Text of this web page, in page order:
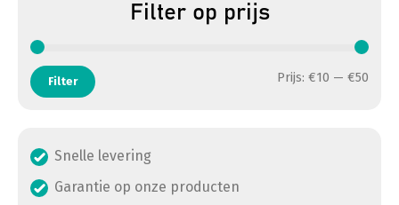
Filter op prijs
Filter Prijs: €10 — €50
Snelle levering
Garantie op onze producten